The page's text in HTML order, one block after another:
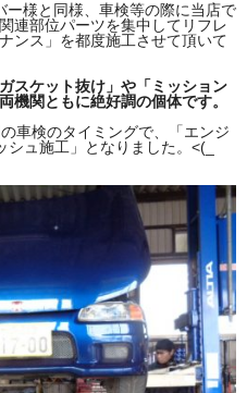
様と同様、車検等の際に当店で
連部位パーツを集中してリフレ
ンス」を都度施工させて頂いて
スケット抜け」や「ミッション
機関ともに絶好調の個体です。
車検のタイミングで、「エンジ
ュ施工」となりました。<(_